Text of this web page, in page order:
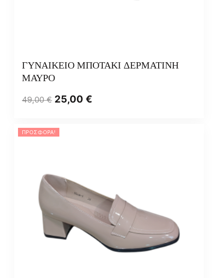
ΓΥΝΑΙΚΕΙΟ ΜΠΟΤΑΚΙ ΔΕΡΜΑΤΙΝΗ
ΜΑΥΡΟ
49,00€ 25,00 €
ΠΡΟΣΦΟΡΆ!